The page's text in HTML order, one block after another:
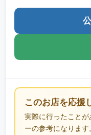
このお店を応援
実際に行ったこと
ーの参考になります